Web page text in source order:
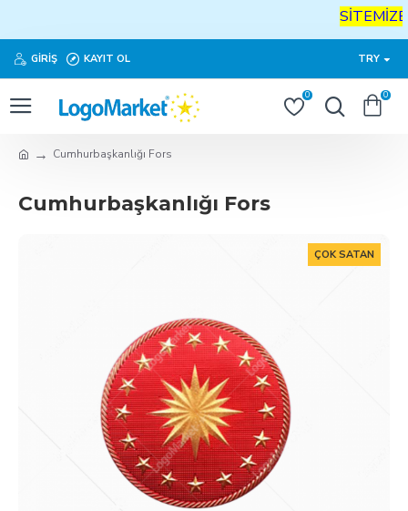
SİTEMİZE
GIRIŞ KAYIT OL TRY
0 0
Cumhurbaşkanlığı Fors
Cumhurbaşkanlığı Fors
ÇOK SATAN